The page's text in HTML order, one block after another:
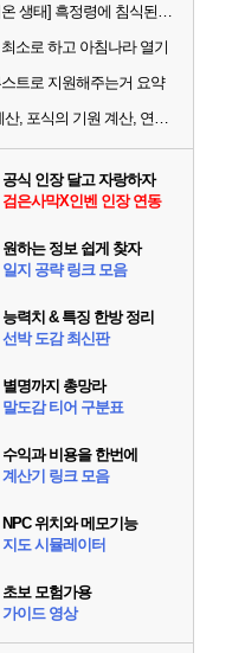
[아에테리온 생태] 흑정령에 침식된 검사/용병
소로 하고 아침나라 열기
트로 지원해주는거 요약
펄 효율 계산, 포식의 기원 계산, 연금석 계산 사이트 공유
공식 인장 달고 자랑하자
검은사막X인벤 인장 연동
원하는 정보 쉽게 찾자
일지 공략 링크 모음
능력치 & 특징 한방 정리
선박 도감 최신판
별명까지 총망라
말도감 티어 구분표
수익과 비용을 한번에
계산기 링크 모음
NPC 위치와 메모기능
지도 시뮬레이터
초보 모험가용
가이드 영상